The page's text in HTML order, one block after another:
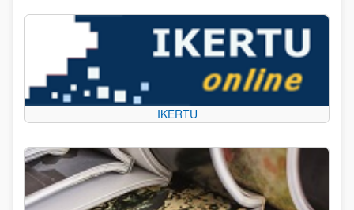
IKERTU